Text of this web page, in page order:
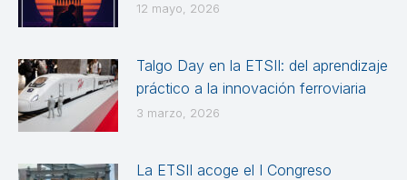
12 mayo, 2026
Talgo Day en la ETSII: del aprendizaje
práctico a la innovación ferroviaria
3 marzo, 2026
La ETSII acoge el I Congreso